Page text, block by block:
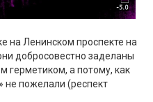
на Ленинском проспекте на
добросовестно заделаны
герметиком, а потому, как
не пожелали (респект